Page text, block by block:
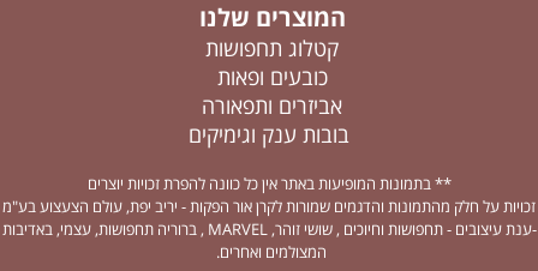
המוצרים שלנו
קטלוג תחפושות
כובעים ופאות
אביזרים ותפאורה
בובות ענק וגימיקים
** בתמונות המופיעות באתר אין כל כוונה להפרת זכויות יוצרים
זכויות על חלק מהתמונות והדגמים שמורות לקרן אור הפקות - יריב יפת, עולם הצעצוע בע"מ
-ענת עיצובים - תחפושות וחיוכים , שושי זוהר, MARVEL , ברוריה תחפושות, עצמי, באדיבות
המצולמים ואחרים.